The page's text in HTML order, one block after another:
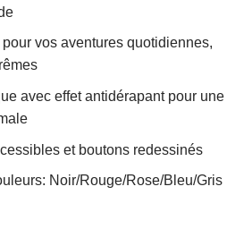
vos aventures quotidiennes,
avec effet antidérapant pour une
et boutons redessinés
Noir/Rouge/Rose/Bleu/Gris